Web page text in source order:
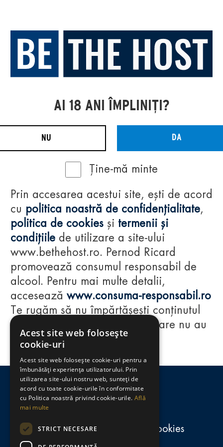
Regulamente
consumă-responsabil.ro
Politica de confidențialitate și cookies
AI 18 ANI ÎMPLINIȚI?
NU DA
Ține-mă minte
Prin accesarea acestui site, ești de acord
cu politica noastră de confidențialitate,
politica de cookies și termenii și
condițiile de utilizare a site-ului
www.bethehost.ro. Pernod Ricard
promovează consumul responsabil de
alcool. Pentru mai multe detalii,
accesează www.consuma-responsabil.ro
Te rugăm să nu împărtășești conținutul
acestui website cu persoane care nu au
împlinit vârsta de 18 ani.
Acest site web folosește
cookie-uri
Acest site web folosește cookie-uri pentru a
îmbunătăți experiența utilizatorului. Prin
utilizarea site-ului nostru web, sunteți de
acord cu toate cookie-urile în conformitate
cu Politica noastră privind cookie-urile. Află
mai multe
STRICT NECESARE